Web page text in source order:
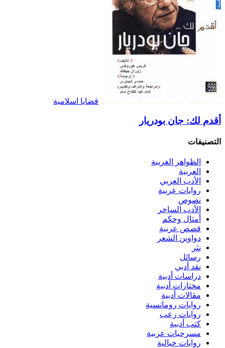
قضايا اسلامية
أقدم لك: جان بودريار
التصنيفات
الظواهر الغريبة‏
العربية
الأدب العربي
روايات عربية
نصوص
الأدب الساخر
أمثال وحكم
قصص عربية
دواوين الشعر
نثر
رسائل
نقد أدبي
دراسات أدبية
مختارات أدبية
مقالات أدبية
روايات رومانسية
روايات رعب
كتب أدبية
مسرحيات عربية
روايات خيالية